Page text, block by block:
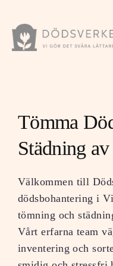
Tömma
Städning
Välkommen till
dödsbohantering i
tömning och
Vårt erfarna team
inventering och